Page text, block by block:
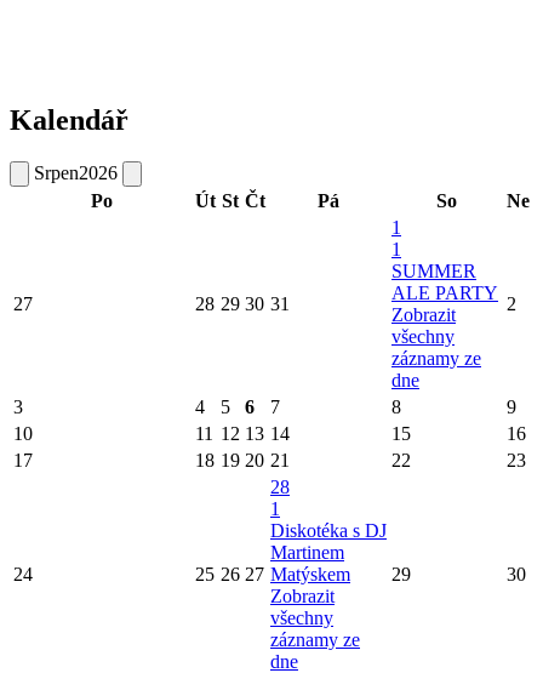
Kalendář
Srpen2026
Po
Út St Čt Pá So Ne
27 28 29 30 31
1
1
SUMMER
ALE PARTY
Zobrazit
všechny
záznamy ze
dne
2
3 4 5 6 7 8
9
10
11 12 13 14 15
16
17
18 19 20 21 22 23
24 25 26 27
28
1
Diskotéka s DJ
Martinem
Matýskem
Zobrazit
všechny
záznamy ze
dne
29 30